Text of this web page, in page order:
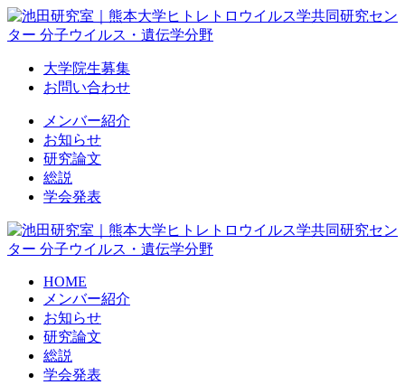
Skip
to
content
大学院生募集
お問い合わせ
メンバー紹介
お知らせ
研究論文
総説
学会発表
HOME
メンバー紹介
お知らせ
研究論文
総説
学会発表